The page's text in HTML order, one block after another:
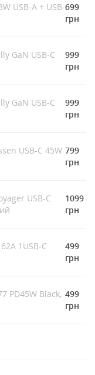
USB-A + USB-699
грн
GaN USB-C
999
грн
GaN USB-C
999
грн
USB-C 45W 799
грн
USB-C
1099
грн
1USB-C
499
грн
PD45W Black, 499
грн